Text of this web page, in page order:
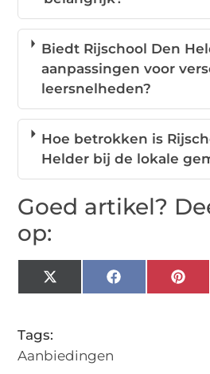
Biedt Rijschool Den
aanpassingen voor
leersnelheden?
Hoe betrokken is
Helder bij de lokale
Goed artikel?
op:
X
(Twitter)
Facebook
Tags:
Aanbiedingen